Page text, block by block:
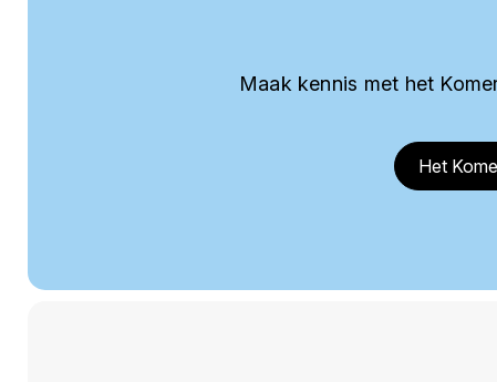
Maak kennis met het
Het